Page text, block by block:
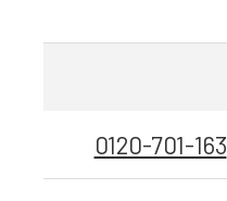
0120-701-163